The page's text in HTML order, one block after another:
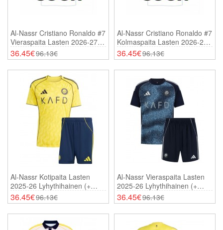
Al-Nassr Cristiano Ronaldo #7
Vieraspaita Lasten 2026-27
Lyhythihainen (+ Shortsit)
36.45€96.13€
Al-Nassr Cristiano Ronaldo #7
Kolmaspaita Lasten 2026-27
Lyhythihainen (+ Shortsit)
36.45€96.13€
Al-Nassr Kotipaita Lasten
2025-26 Lyhythihainen (+
Shortsit)
36.45€96.13€
Al-Nassr Vieraspaita Lasten
2025-26 Lyhythihainen (+
Shortsit)
36.45€96.13€